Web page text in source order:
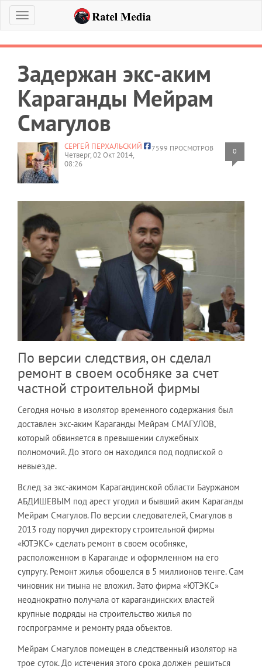
Меню
Задержан экс-аким
Караганды Мейрам
Смагулов
7599 ПРОСМОТРОВ 0
СЕРГЕЙ ПЕРХАЛЬСКИЙ
Четверг, 02 Окт 2014,
08:26
По версии следствия, он сделал
ремонт в своем особняке за счет
частной строительной фирмы
Сегодня ночью в изолятор временного содержания был
доставлен экс-аким Караганды Мейрам СМАГУЛОВ,
который обвиняется в превышении служебных
полномочий. До этого он находился под подпиской о
невыезде.
Вслед за экс-акимом Карагандинской области Бауржаном
АБДИШЕВЫМ под арест угодил и бывший аким Караганды
Мейрам Смагулов. По версии следователей, Смагулов в
2013 году поручил директору строительной фирмы
«ЮТЭКС» сделать ремонт в своем особняке,
расположенном в Караганде и оформленном на его
супругу. Ремонт жилья обошелся в 5 миллионов тенге. Сам
чиновник ни тиына не вложил. Зато фирма «ЮТЭКС»
неоднократно получала от карагандинских властей
крупные подряды на строительство жилья по
госпрограмме и ремонту ряда объектов.
Мейрам Смагулов помещен в следственный изолятор на
трое суток. До истечения этого срока должен решиться